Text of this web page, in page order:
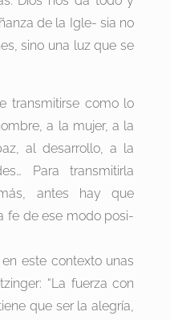
de la Igle- sia no
sino una luz que se
transmitirse como lo
a la mujer, a la
al desarrollo, a la
Para transmitirla
antes hay que
fe de ese modo posi-
este contexto unas
“La fuerza con
que ser la alegría,